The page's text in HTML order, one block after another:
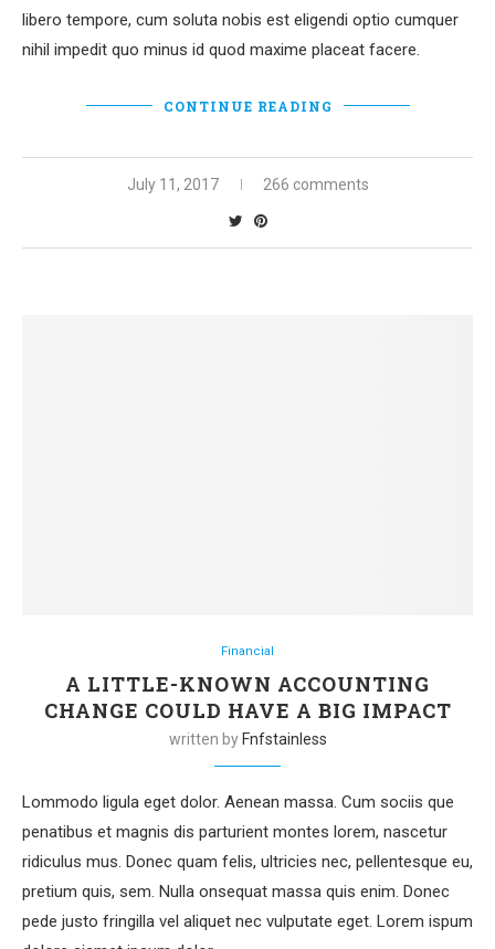
libero tempore, cum soluta nobis est eligendi optio cumquer
nihil impedit quo minus id quod maxime placeat facere.
CONTINUE READING
July 11, 2017 266 comments
Financial
A LITTLE-KNOWN ACCOUNTING
CHANGE COULD HAVE A BIG IMPACT
written by Fnfstainless
Lommodo ligula eget dolor. Aenean massa. Cum sociis que
penatibus et magnis dis parturient montes lorem, nascetur
ridiculus mus. Donec quam felis, ultricies nec, pellentesque eu,
pretium quis, sem. Nulla onsequat massa quis enim. Donec
pede justo fringilla vel aliquet nec vulputate eget. Lorem ispum